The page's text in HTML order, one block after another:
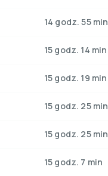
14 godz. 55 min
15 godz. 14 min
15 godz. 19 min
15 godz. 25 min
15 godz. 25 min
15 godz. 7 min